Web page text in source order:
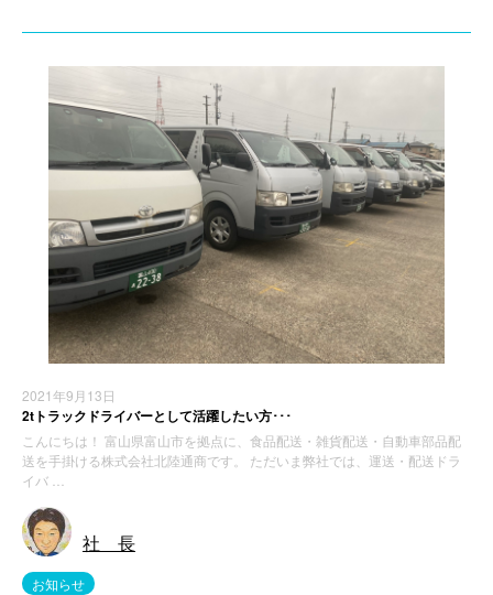
2021年9月13日
2tトラックドライバーとして活躍したい方･･･
こんにちは！ 富山県富山市を拠点に、食品配送・雑貨配送・自動車部品配
送を手掛ける株式会社北陸通商です。 ただいま弊社では、運送・配送ドラ
イバ …
社 長
お知らせ